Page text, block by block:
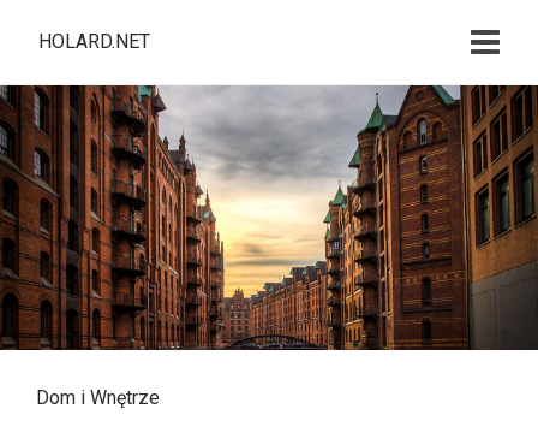
HOLARD.NET
Dom i Wnętrze